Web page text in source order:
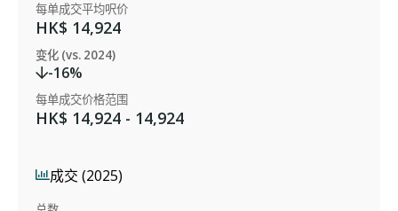
每单成交平均呎价
HK$ 14,924
变化 (vs. 2024)
-16%
每单成交价格范围
HK$ 14,924 - 14,924
成交 (2025)